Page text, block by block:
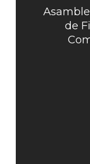
de